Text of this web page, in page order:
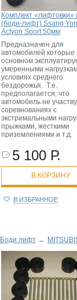
Комплект «лифтовки»
(боди-лифт) Ssang
Actyon Sport 50мм
Предназначен для
автомобилей которые
основном
умеренными
условиях среднего
бездорожья. Т.е.
предполагается, что
автомобиль не
соревнованиях с
экстримальными
прыжками, жесткими
приземлениями и т.д.
5 100 Р.
В КОРЗИНУ
В ИЗБРАННОЕ
Боди лифт →